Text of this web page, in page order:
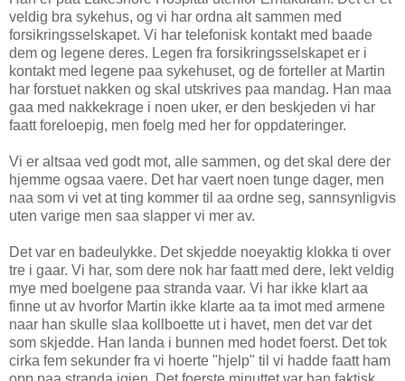
veldig bra sykehus, og vi har ordna alt sammen med
forsikringsselskapet. Vi har telefonisk kontakt med baade
dem og legene deres. Legen fra forsikringsselskapet er i
kontakt med legene paa sykehuset, og de forteller at Martin
har forstuet nakken og skal utskrives paa mandag. Han maa
gaa med nakkekrage i noen uker, er den beskjeden vi har
faatt foreloepig, men foelg med her for oppdateringer.
Vi er altsaa ved godt mot, alle sammen, og det skal dere der
hjemme ogsaa vaere. Det har vaert noen tunge dager, men
naa som vi vet at ting kommer til aa ordne seg, sannsynligvis
uten varige men saa slapper vi mer av.
Det var en badeulykke. Det skjedde noeyaktig klokka ti over
tre i gaar. Vi har, som dere nok har faatt med dere, lekt veldig
mye med boelgene paa stranda vaar. Vi har ikke klart aa
finne ut av hvorfor Martin ikke klarte aa ta imot med armene
naar han skulle slaa kollboette ut i havet, men det var det
som skjedde. Han landa i bunnen med hodet foerst. Det tok
cirka fem sekunder fra vi hoerte "hjelp" til vi hadde faatt ham